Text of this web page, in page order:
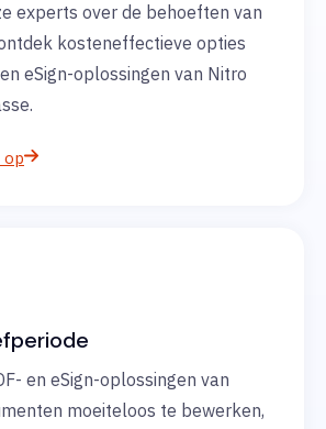
experts over de behoeften van
kosteneffectieve opties
eSign-oplossingen van Nitro
en eSign-oplossingen van
moeiteloos te bewerken,